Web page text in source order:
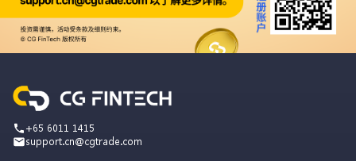
+65 6011 1415
support.cn@cgtrade.com